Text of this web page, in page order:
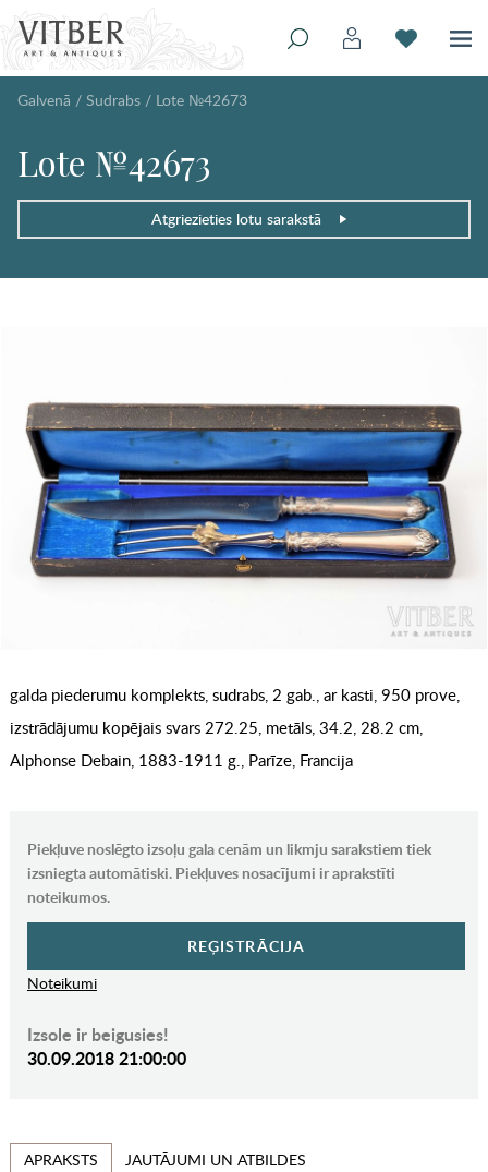
Galvenā / Sudrabs / Lote №42673
Lote №42673
Atgriezieties lotu sarakstā
galda piederumu komplekts, sudrabs, 2 gab., ar kasti, 950 prove,
izstrādājumu kopējais svars 272.25, metāls, 34.2, 28.2 cm,
Alphonse Debain, 1883-1911 g., Parīze, Francija
Piekļuve noslēgto izsoļu gala cenām un likmju sarakstiem tiek
izsniegta automātiski. Piekļuves nosacījumi ir aprakstīti
noteikumos.
REĢISTRĀCIJA
Noteikumi
Izsole ir beigusies!
30.09.2018 21:00:00
APRAKSTS JAUTĀJUMI UN ATBILDES